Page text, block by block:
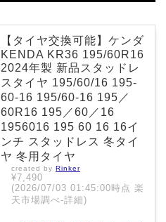
【タイヤ交換可能】ケンダ
KENDA KR36 195/60R16
2024年製 新品スタッドレ
スタイヤ 195/60/16 195-
60-16 195/60-16 195／
60R16 195／60／16
1956016 195 60 16 16イ
ンチ スタッドレス 冬タイ
ヤ 冬用タイヤ
created by Rinker
¥7,490
(2026/07/03 01:45:00時点 楽
天市場調べ-詳細)